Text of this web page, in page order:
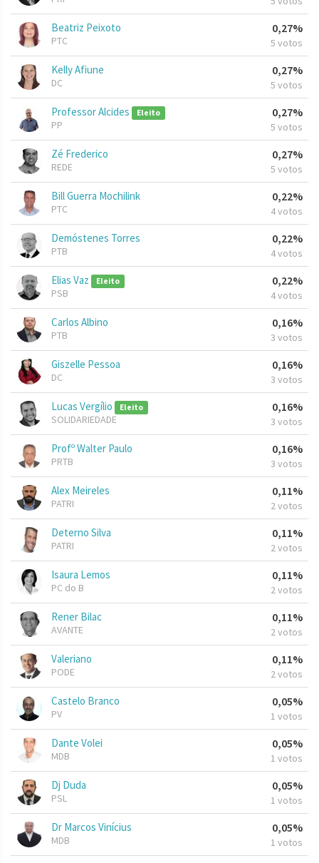
Beatriz Peixoto
PTC
0,27%
5 votos
Kelly Afiune
DC
0,27%
5 votos
Professor Alcides Eleito
PP
0,27%
5 votos
Zé Frederico
REDE
0,27%
5 votos
Bill Guerra Mochilink
PTC
0,22%
4 votos
Demóstenes Torres
PTB
0,22%
4 votos
Elias Vaz Eleito
PSB
0,22%
4 votos
Carlos Albino
PTB
0,16%
3 votos
Giszelle Pessoa
DC
0,16%
3 votos
Lucas Vergílio Eleito
SOLIDARIEDADE
0,16%
3 votos
Profº Walter Paulo
PRTB
0,16%
3 votos
Alex Meireles
PATRI
0,11%
2 votos
Deterno Silva
PATRI
0,11%
2 votos
Isaura Lemos
PC do B
0,11%
2 votos
Rener Bilac
AVANTE
0,11%
2 votos
Valeriano
PODE
0,11%
2 votos
Castelo Branco
PV
0,05%
1 votos
Dante Volei
MDB
0,05%
1 votos
Dj Duda
PSL
0,05%
1 votos
Dr Marcos Vinícius
MDB
0,05%
1 votos